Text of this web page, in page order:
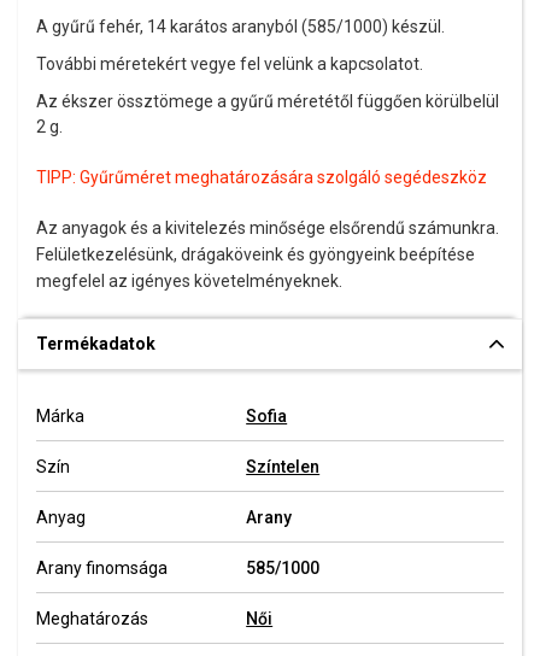
A gyűrű fehér, 14 karátos aranyból (585/1000) készül.
További méretekért vegye fel velünk a kapcsolatot.
Az ékszer össztömege a gyűrű méretétől függően körülbelül
2 g.
TIPP: Gyűrűméret meghatározására szolgáló segédeszköz
Az anyagok és a kivitelezés minősége elsőrendű számunkra.
Felületkezelésünk, drágaköveink és gyöngyeink beépítése
megfelel az igényes követelményeknek.
Termékadatok
Márka Sofia
Szín Színtelen
Anyag Arany
Arany finomsága 585/1000
Meghatározás Női